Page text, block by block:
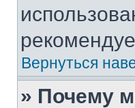
Вернуться
» Почему